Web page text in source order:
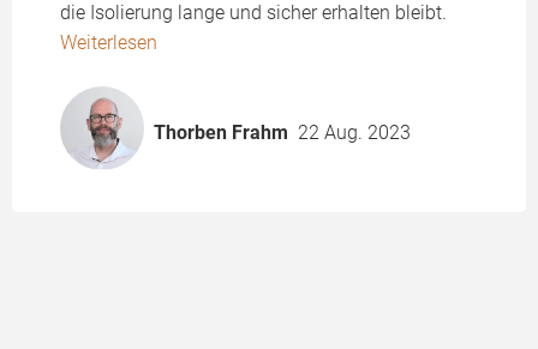
die Isolierung lange und sicher erhalten bleibt.
Weiterlesen
Thorben Frahm 22 Aug. 2023